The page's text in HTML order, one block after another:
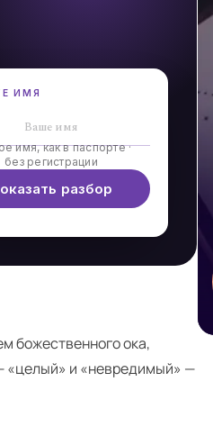
ИМЯ
имя, как в паспорте ·
без регистрации
разбор
божественного ока,
«целый» и «невредимый» —